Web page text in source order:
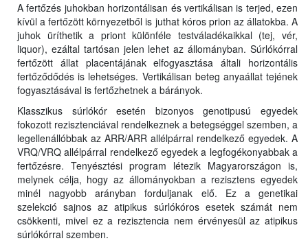
A fertőzés juhokban horizontálisan és vertikálisan is terjed, ezen
kívül a fertőzött környezetből is juthat kóros prion az állatokba. A
juhok üríthetik a priont különféle testváladékaikkal (tej, vér,
liquor), ezáltal tartósan jelen lehet az állományban. Súrlókórral
fertőzött állat placentájának elfogyasztása általi horizontális
fertőződődés is lehetséges. Vertikálisan beteg anyaállat tejének
fogyasztásával is fertőzhetnek a bárányok.
Klasszikus súrlókór esetén bizonyos genotipusú egyedek
fokozott rezisztenciával rendelkeznek a betegséggel szemben, a
legellenállóbbak az ARR/ARR allélpárral rendelkező egyedek. A
VRQ/VRQ allélpárral rendelkező egyedek a legfogékonyabbak a
fertőzésre. Tenyésztési program létezik Magyarországon is,
melynek célja, hogy az állományokban a rezisztens egyedek
minél nagyobb arányban forduljanak elő. Ez a genetikai
szelekció sajnos az atipikus súrlókóros esetek számát nem
csökkenti, mivel ez a rezisztencia nem érvényesül az atipikus
súrlókórral szemben.